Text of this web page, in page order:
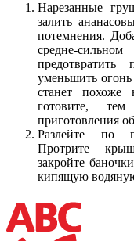
Нарезанные
залить
потемнения.
средне-
уменьшить огонь
станет
готовите,
приготовления
Разлейте по
Протрите
закройте
кипящую